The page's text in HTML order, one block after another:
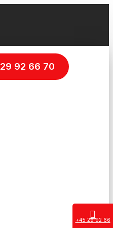
29 92 66 70
+45 29 92 66